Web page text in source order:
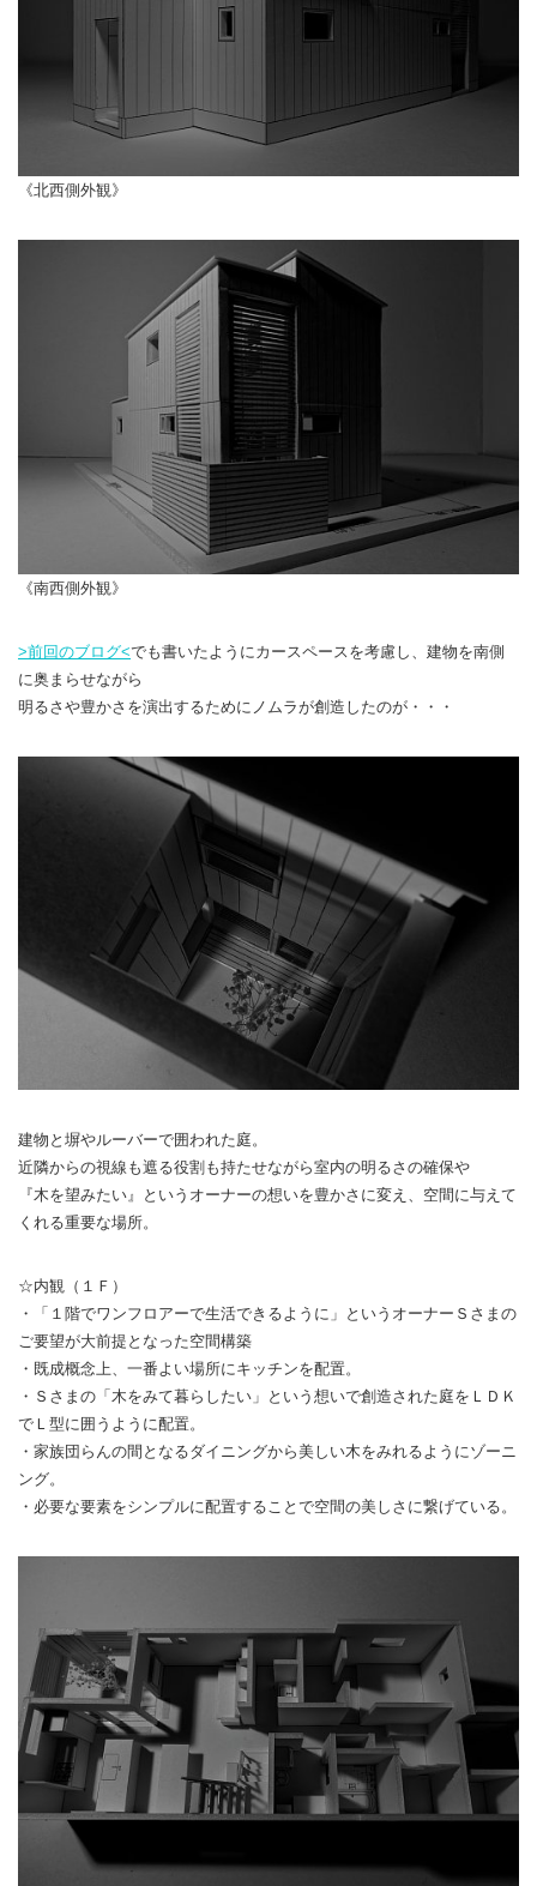
《北西側外観》
《南西側外観》
>前回のブログ<でも書いたようにカースペースを考慮し、建物を南側
に奥まらせながら
明るさや豊かさを演出するためにノムラが創造したのが・・・
建物と塀やルーバーで囲われた庭。
近隣からの視線も遮る役割も持たせながら室内の明るさの確保や
『木を望みたい』というオーナーの想いを豊かさに変え、空間に与えて
くれる重要な場所。
☆内観（１Ｆ）
・「１階でワンフロアーで生活できるように」というオーナーＳさまの
ご要望が大前提となった空間構築
・既成概念上、一番よい場所にキッチンを配置。
・Ｓさまの「木をみて暮らしたい」という想いで創造された庭をＬＤＫ
でＬ型に囲うように配置。
・家族団らんの間となるダイニングから美しい木をみれるようにゾーニ
ング。
・必要な要素をシンプルに配置することで空間の美しさに繋げている。